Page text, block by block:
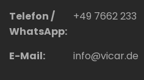
Telefon /
WhatsApp:
+49 7662 233
E-Mail: info@vicar.de